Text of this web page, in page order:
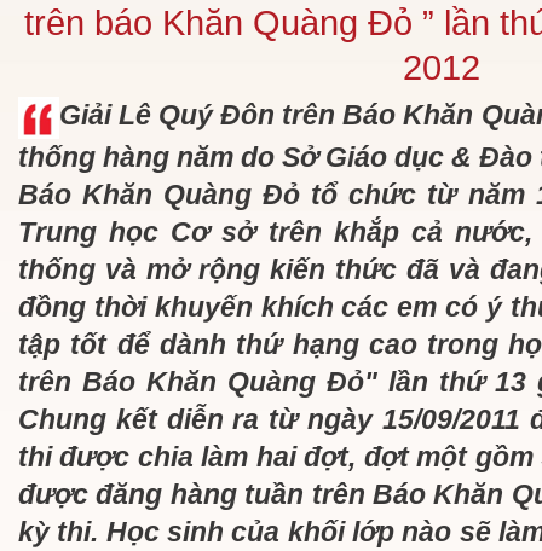
trên báo Khăn Quàng Đỏ ” lần
2012
Giải Lê Quý Đôn trên Báo Khăn
thống hàng năm do Sở Giáo dục & Đào
Báo Khăn Quàng Đỏ tổ chức từ năm
Trung học Cơ sở trên khắp cả
thống và mở rộng kiến thức đã và
đồng thời khuyến khích các em có ý
tập tốt để dành thứ hạng cao trong
trên Báo Khăn Quàng Đỏ" lần thứ 13
Chung kết diễn ra từ ngày 15/09/2011
thi được chia làm hai đợt, đợt một
được đăng hàng tuần trên Báo Khăn
kỳ thi. Học sinh của khối lớp nào sẽ